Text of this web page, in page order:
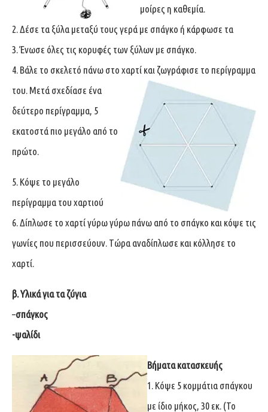
μοίρες η καθεμία.
2. Δέσε τα ξύλα μεταξύ τους γερά με σπάγκο ή κάρφωσε τα
3. Ένωσε όλες τις κορυφές των ξύλων με σπάγκο.
4. Βάλε το σκελετό πάνω στο χαρτί και ζωγράφισε το περίγραμμα
του. Μετά σχεδίασε ένα
δεύτερο περίγραμμα, 5
εκατοστά πιο μεγάλο από το
πρώτο.
5. Κόψε το μεγάλο
περίγραμμα του χαρτιού
6. Δίπλωσε το χαρτί γύρω γύρω πάνω από το σπάγκο και κόψε τις
γωνίες που περισσεύουν. Τώρα αναδίπλωσε και κόλλησε το
χαρτί.
β. Υλικά για τα ζύγια
–σπάγκος
-ψαλίδι
Βήματα κατασκευής
1. Κόψε 5 κομμάτια σπάγκου
με ίδιο μήκος, 30 εκ. (Το